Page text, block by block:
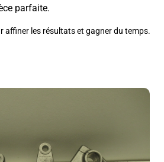
parfaite.
affiner les résultats et gagner du temps.